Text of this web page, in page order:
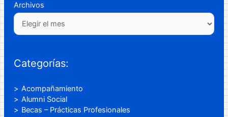
Archivos
Categorías:
Acompañamiento
Alumni Social
Becas – Prácticas Profesionales